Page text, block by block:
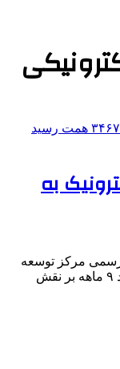
به
مرکز توسعه
تجارت الکترونیکی که بر اساس عملکرد ۹ ماهه بر نقش